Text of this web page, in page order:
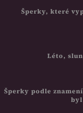
Šperky, které
Léto,
Šperky podle
byl